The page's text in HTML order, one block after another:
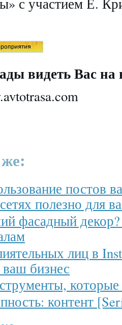
видеть Вас
постов
полезно для
фасадный декор?
лиц в
бизнес
которые
контент